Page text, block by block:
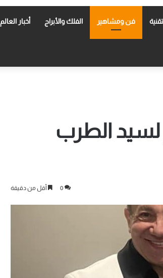
تقنية فن ومشاهير الفلك والأبراج أخبار العالم
الطرب
0 أقل من دقيقة